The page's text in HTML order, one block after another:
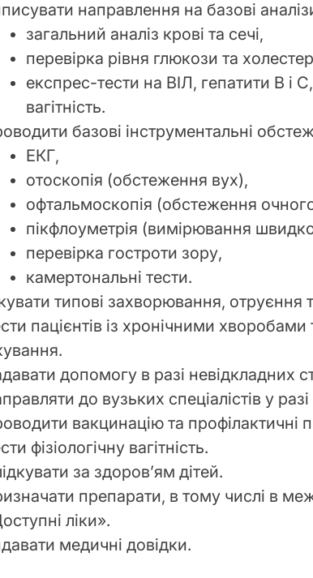
направлення на базові
загальний аналіз крові та сечі,
перевірка рівня глюкози та
експрес-тести на ВІЛ, гепатити B і
вагітність.
базові інструментальні
ЕКГ,
отоскопія (обстеження вух),
офтальмоскопія (обстеження
пікфлоуметрія (вимірювання
перевірка гостроти зору,
камертональні тести.
типові захворювання, отруєння
пацієнтів із хронічними хворобами
допомогу в разі невідкладних
до вузьких спеціалістів у
вакцинацію та профілактичні
фізіологічну вагітність.
за здоров’ям дітей.
препарати, в тому числі в
ліки».
медичні довідки.